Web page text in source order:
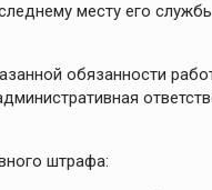
месту его
обязанности
штрафа: